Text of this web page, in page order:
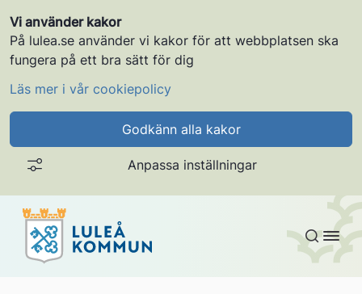
Vi använder kakor
På lulea.se använder vi kakor för att webbplatsen ska
fungera på ett bra sätt för dig
Läs mer i vår cookiepolicy
Godkänn alla kakor
Anpassa inställningar
Gå till innehållet